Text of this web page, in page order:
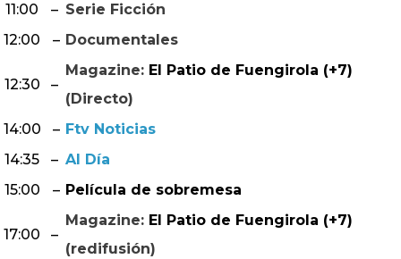
11:00
– Serie Ficción
12:00
– Documentales
12:30 –
Magazine: El Patio de Fuengirola (+7)
(Directo)
14:00
– Ftv Noticias
14:35
– Al Día
15:00
– Película de sobremesa
17:00 –
Magazine: El Patio de Fuengirola (+7)
(redifusión)